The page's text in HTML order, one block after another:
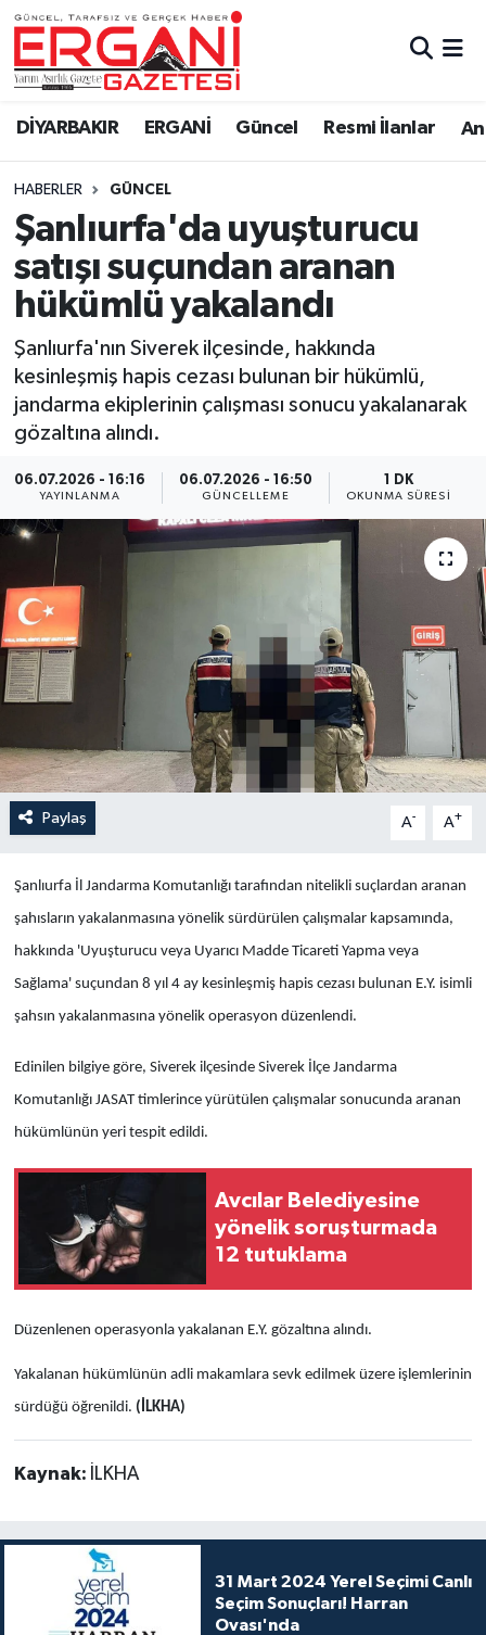
DİYARBAKIR ERGANİ Güncel Resmi İlanlar
HABERLER GÜNCEL
Şanlıurfa'da uyuşturucu
satışı suçundan aranan
hükümlü yakalandı
Şanlıurfa'nın Siverek ilçesinde, hakkında
kesinleşmiş hapis cezası bulunan bir hükümlü,
jandarma ekiplerinin çalışması sonucu yakalanarak
gözaltına alındı.
06.07.2026 - 16:16
YAYINLANMA
06.07.2026 - 16:50
GÜNCELLEME
1 DK
OKUNMA SÜRESI
Paylaş A- A+
Şanlıurfa İl Jandarma Komutanlığı tarafından nitelikli suçlardan aranan
şahısların yakalanmasına yönelik sürdürülen çalışmalar kapsamında,
hakkında 'Uyuşturucu veya Uyarıcı Madde Ticareti Yapma veya
Sağlama' suçundan 8 yıl 4 ay kesinleşmiş hapis cezası bulunan E.Y. isimli
şahsın yakalanmasına yönelik operasyon düzenlendi.
Edinilen bilgiye göre, Siverek ilçesinde Siverek İlçe Jandarma
Komutanlığı JASAT timlerince yürütülen çalışmalar sonucunda aranan
hükümlünün yeri tespit edildi.
Avcılar Belediyesine
yönelik soruşturmada
12 tutuklama
Düzenlenen operasyonla yakalanan E.Y. gözaltına alındı.
Yakalanan hükümlünün adli makamlara sevk edilmek üzere işlemlerinin
sürdüğü öğrenildi. (İLKHA)
Kaynak: İLKHA
31 Mart 2024 Yerel Seçimi Canlı
Seçim Sonuçları! Harran
Ovası'nda
DİYARBAKIR
BİSMİL
BAĞLAR
ERGANİ
Güncel
Resmi İlanlar
Sağlık
Si̇yaset
Spor
Yaşam
Bi̇li̇m & Teknoloji̇
Dünya
Eği̇ti̇m
Ergani Nöbetçi Eczaneler
Ergani Hava Durumu
Ergani Trafik Yoğunluk Haritası
Süper Lig Puan Durumu ve Fikstür
Tüm Manşetler
Son Dakika Haberleri
Haber Arşivi